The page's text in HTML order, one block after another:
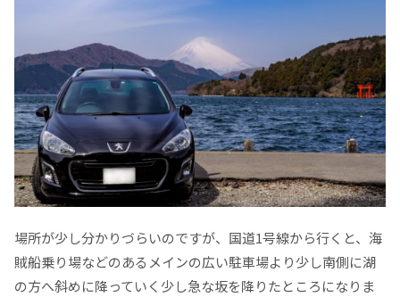
場所が少し分かりづらいのですが、国道1号線から行くと、海
賊船乗り場などのあるメインの広い駐車場より少し南側に湖
の方へ斜めに降っていく少し急な坂を降りたところになりま